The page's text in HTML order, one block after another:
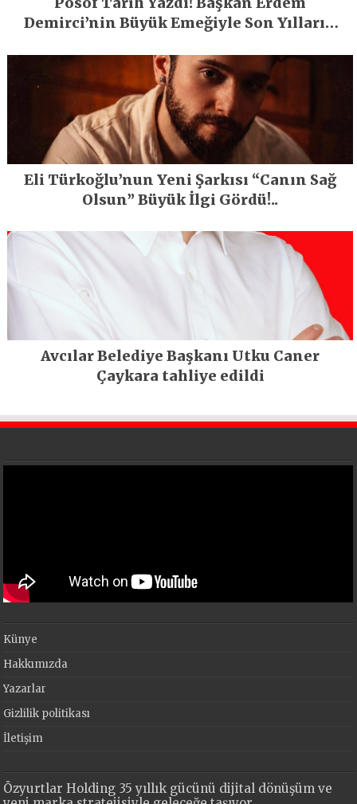
Demirci’nin Büyük Emeğiyle Son Yılların
Eli Türkoğlu’nun Yeni Şarkısı “Canın Sağ
Olsun” Büyük İlgi Gördü!..
Avcılar Belediye Başkanı Utku Caner
Çaykara tahliye edildi
Künye
Hakkımızda
Yazarlar
Gizlilik politikası
İletişim
Özyurtlar Holding 35 yıllık gücünü dijital dönüşüm ve